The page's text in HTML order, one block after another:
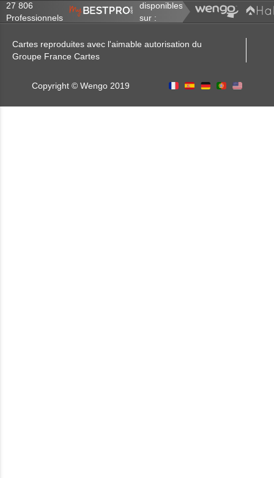
27 806
Professionnels
disponibles
sur :
Cartes reproduites avec l'aimable autorisation du
Groupe France Cartes
Copyright © Wengo 2019